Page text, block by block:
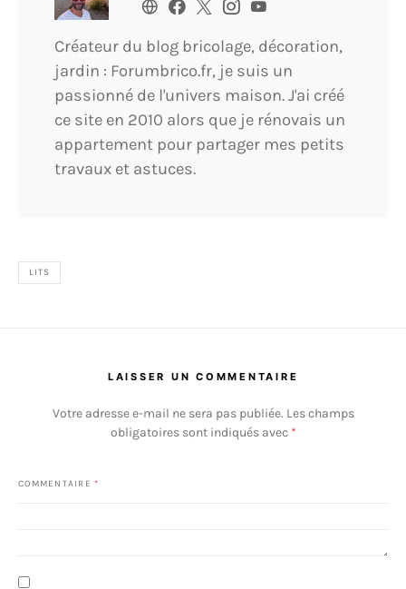
Créateur du blog bricolage, décoration,
jardin : Forumbrico.fr, je suis un
passionné de l'univers maison. J'ai créé
ce site en 2010 alors que je rénovais un
appartement pour partager mes petits
travaux et astuces.
LITS
LAISSER UN COMMENTAIRE
Votre adresse e-mail ne sera pas publiée. Les champs
obligatoires sont indiqués avec *
COMMENTAIRE *